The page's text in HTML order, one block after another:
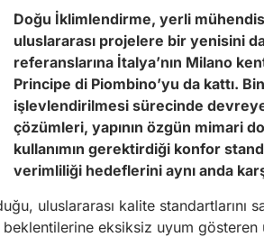
Doğu İklimlendirme, yerli
uluslararası projelere bir yenisini
referanslarına İtalya’nın Milano
Principe di Piombino’yu da kattı.
işlevlendirilmesi sürecinde
çözümleri, yapının özgün mimari
kullanımın gerektirdiği konfor
verimliliği hedeflerini aynı anda
uluslararası kalite standartlarını
beklentilerine eksiksiz uyum